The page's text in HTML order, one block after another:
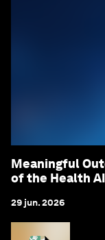
Meaningful
of the Health
29 jun. 2026